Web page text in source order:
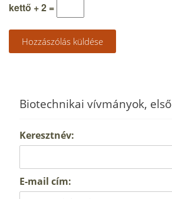
kettő + 2 =
Biotechnikai vívmányok,
Keresztnév:
E-mail cím: